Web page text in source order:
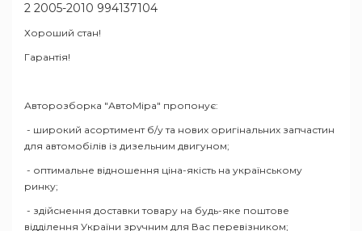
2 2005-2010 994137104
Хороший стан!
Гарантія!
Авторозборка "АвтоМіра" пропонує:
- широкий асортимент б/у та нових оригінальних запчастин
для автомобілів із дизельним двигуном;
- оптимальне відношення ціна-якість на українському
ринку;
- здійснення доставки товару на будь-яке поштове
відділення України зручним для Вас перевізником;